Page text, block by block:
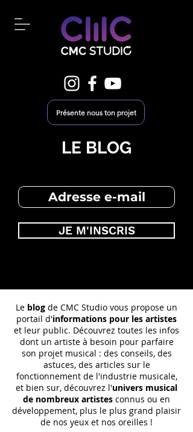
Présente nous ton projet
LE BLOG
JE M'INSCRIS
Le blog de CMC Studio vous propose un
portail d'informations pour les artistes
et leur public. Découvrez toutes les infos
dont un artiste à besoin pour parfaire
son projet musical : des conseils, des
astuces, des articles sur le
fonctionnement de l'industrie musicale,
et bien sur, découvrez l'univers musical
de nombreux artistes connus ou en
développement, plus le plus grand plaisir
de nos yeux et nos oreilles !